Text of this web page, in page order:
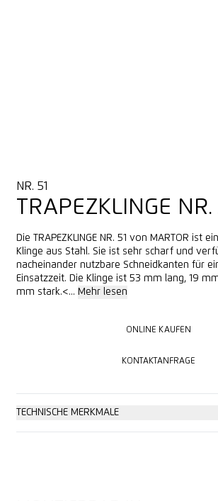
NR. 51
TRAPEZKLINGE NR.
Die TRAPEZKLINGE NR. 51 von MARTOR ist
Klinge aus Stahl. Sie ist sehr scharf und
nacheinander nutzbare Schneidkanten für
Einsatzzeit. Die Klinge ist 53 mm lang, 19
mm stark.<... Mehr lesen
ONLINE KAUFEN
KONTAKTANFRAGE
TECHNISCHE MERKMALE